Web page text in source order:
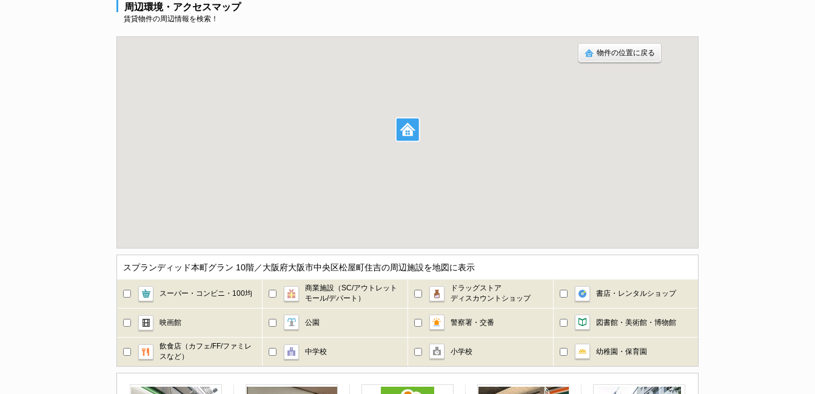
周辺環境・アクセスマップ
賃貸物件の周辺情報を検索！
物件の位置に戻る
スプランディッド本町グラン 10階／大阪府大阪市中央区松屋町住吉の周辺施設を地図に表示
スーパー・コンビニ・100均
商業施設（SC/アウトレット
モール/デパート）
ドラッグストア
ディスカウントショップ
書店・レンタルショップ
映画館 公園 警察署・交番 図書館・美術館・博物館
飲食店（カフェ/FF/ファミレ
スなど）
中学校 小学校 幼稚園・保育園